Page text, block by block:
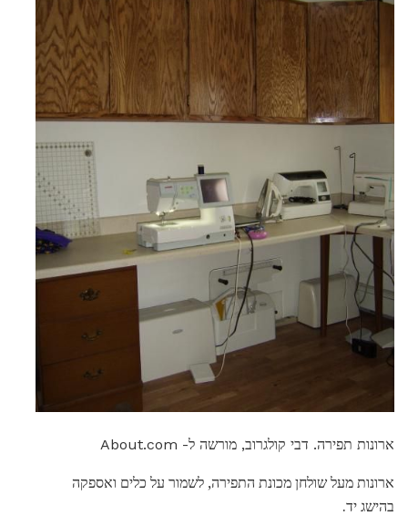
ארונות תפירה. דבי קולגרוב, מורשה ל- About.com
ארונות מעל שולחן מכונת התפירה, לשמור על כלים ואספקה ​​
בהישג יד.